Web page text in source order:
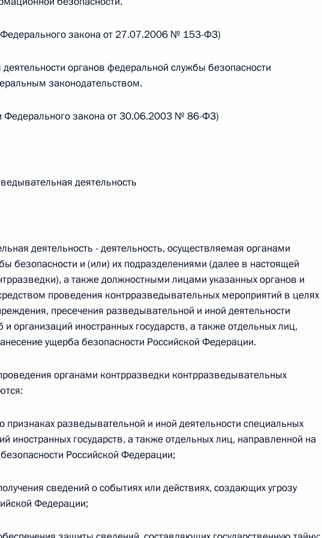
Республики о правовом статусе представительств компетентных органов
от 26.07.2026 г. № 252-ФЗ
в Кодекс внутреннего водного транспорта Российской Федерации и статью 1
«Об обеспечении единства измерений»
от 26.07.2026 г. № 266-ФЗ
в статью 6 Закона Российской Федерации «О защите прав потребителей»
от 26.07.2026 г. № 247-ФЗ
от 26.07.2026 г. № 245-ФЗ
о сотрудничестве в сфере деятельности с драгоценными металлами,
закона от 27.07.2006 № 153-ФЗ)
органов федеральной службы безопасности
законодательством.
Федерального закона от 30.06.2003 № 86-ФЗ)
деятельность
деятельность - деятельность, осуществляемая органами
безопасности и (или) их подразделениями (далее в настоящей
а также должностными лицами указанных органов и
проведения контрразведывательных мероприятий в целях
пресечения разведывательной и иной деятельности
организаций иностранных государств, а также отдельных лиц,
ущерба безопасности Российской Федерации.
органами контрразведки контрразведывательных
признаках разведывательной и иной деятельности специальных
иностранных государств, а также отдельных лиц, направленной на
Российской Федерации;
сведений о событиях или действиях, создающих угрозу
Федерации;